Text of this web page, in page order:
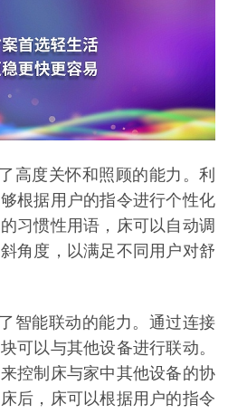
高度关怀和照顾的能力。利
根据用户的指令进行个性化
习惯性用语，床可以自动调
角度，以满足不同用户对舒
智能联动的能力。通过连接
可以与其他设备进行联动。
控制床与家中其他设备的协
后，床可以根据用户的指令